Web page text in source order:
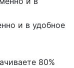
и в удобное